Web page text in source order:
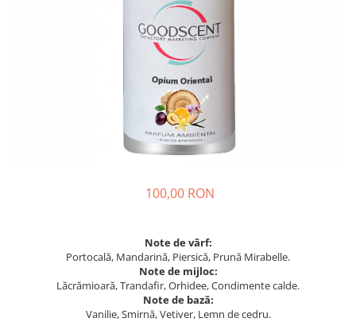
100,00 RON
Note de vârf:
Portocală, Mandarină, Piersică, Prună Mirabelle.
Note de mijloc:
Lăcrămioară, Trandafir, Orhidee, Condimente calde.
Note de bază:
Vanilie, Smirnă, Vetiver, Lemn de cedru.